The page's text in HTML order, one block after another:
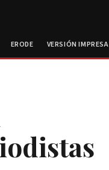
ERODE VERSIÓN IMPRESA